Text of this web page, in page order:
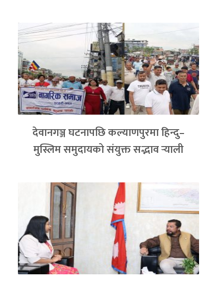
देवानगञ्ज घटनापछि कल्याणपुरमा हिन्दु–
मुस्लिम समुदायको संयुक्त सद्भाव र्‍याली